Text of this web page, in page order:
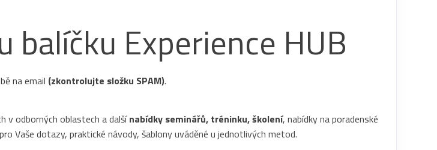
balíčku Experience HUB
na email (zkontrolujte složku SPAM).
v odborných oblastech a dalšínabídky seminářů, tréninku, školení, nabídky na poradenské
Vaše dotazy, praktické návody, šablony uváděné u jednotlivých metod.